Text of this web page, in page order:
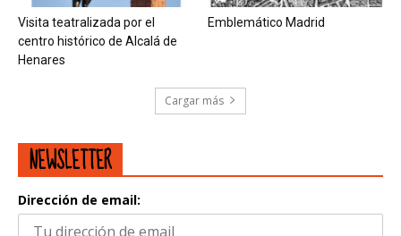
Visita teatralizada por el
centro histórico de Alcalá de
Henares
Emblemático Madrid
Cargar más
NEWSLETTER
Dirección de email: